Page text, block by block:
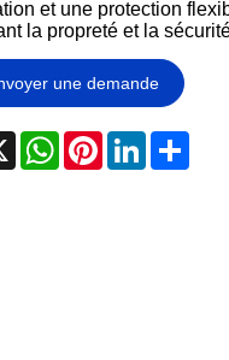
Lietuvos
Slovenski
et une protection
la propreté et la
une demande
X WhatsApp
PinterestLinkedIn